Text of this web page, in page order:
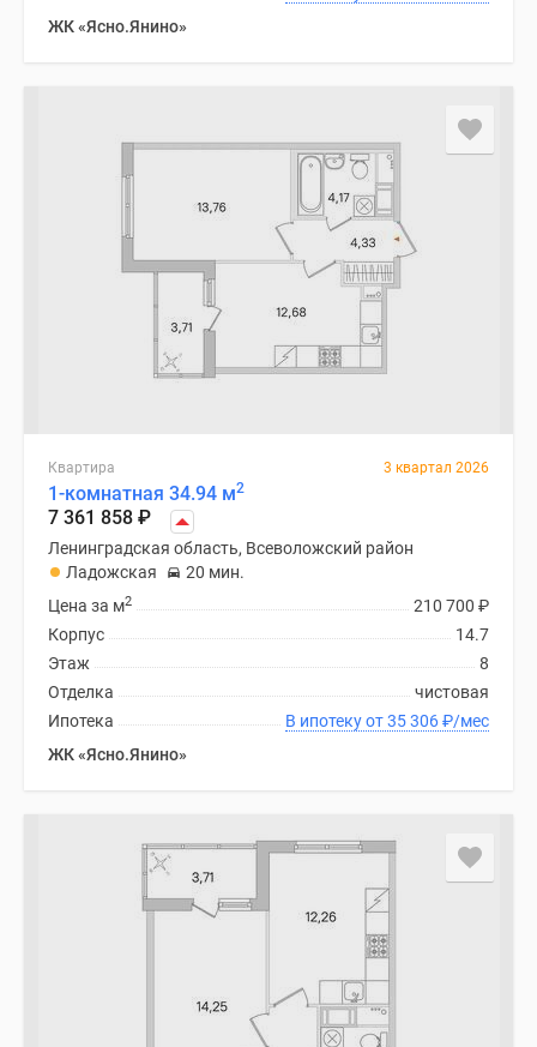
ЖК «Ясно.Янино»
Квартира 3 квартал 2026
1-комнатная 34.94 м2
7 361 858 ₽
Ленинградская область, Всеволожский район
Ладожская
20 мин.
210 700 ₽
Цена за м2
14.7
Корпус
8
Этаж
чистовая
Отделка
В ипотеку от 35 306₽/мес
Ипотека
ЖК «Ясно.Янино»